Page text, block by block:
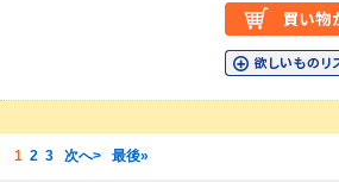
1 2 3 次へ> 最後»